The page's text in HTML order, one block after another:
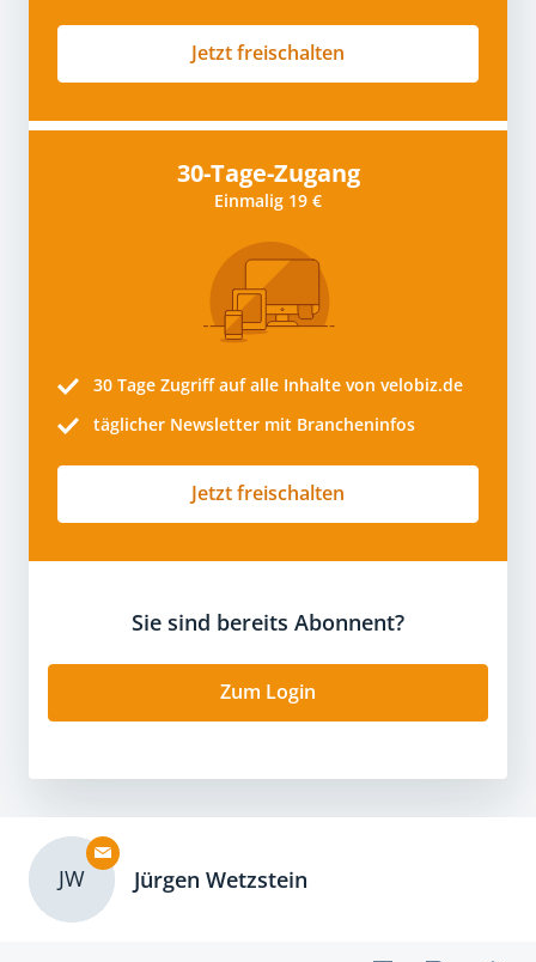
Jetzt freischalten
30-Tage-Zugang
Einmalig 19 €
30 Tage Zugriff auf alle Inhalte von velobiz.de
täglicher Newsletter mit Brancheninfos
Jetzt freischalten
Sie sind bereits Abonnent?
Zum Login
JW Jürgen Wetzstein